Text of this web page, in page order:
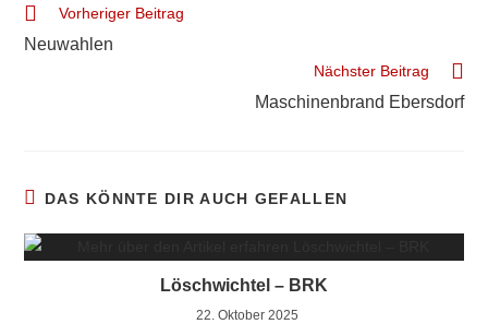
Vorheriger Beitrag
Neuwahlen
Nächster Beitrag
Maschinenbrand Ebersdorf
DAS KÖNNTE DIR AUCH GEFALLEN
Löschwichtel – BRK
22. Oktober 2025